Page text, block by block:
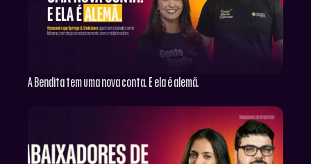
A Bendita tem uma nova conta. E ela é alemã.